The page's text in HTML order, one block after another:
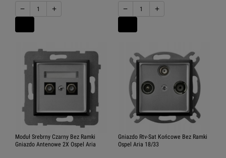
− + − +
Moduł Srebrny Czarny Bez Ramki
Gniazdo Antenowe 2X Ospel Aria
Gniazdo Rtv-Sat Końcowe Bez Ramki
Ospel Aria 18/33